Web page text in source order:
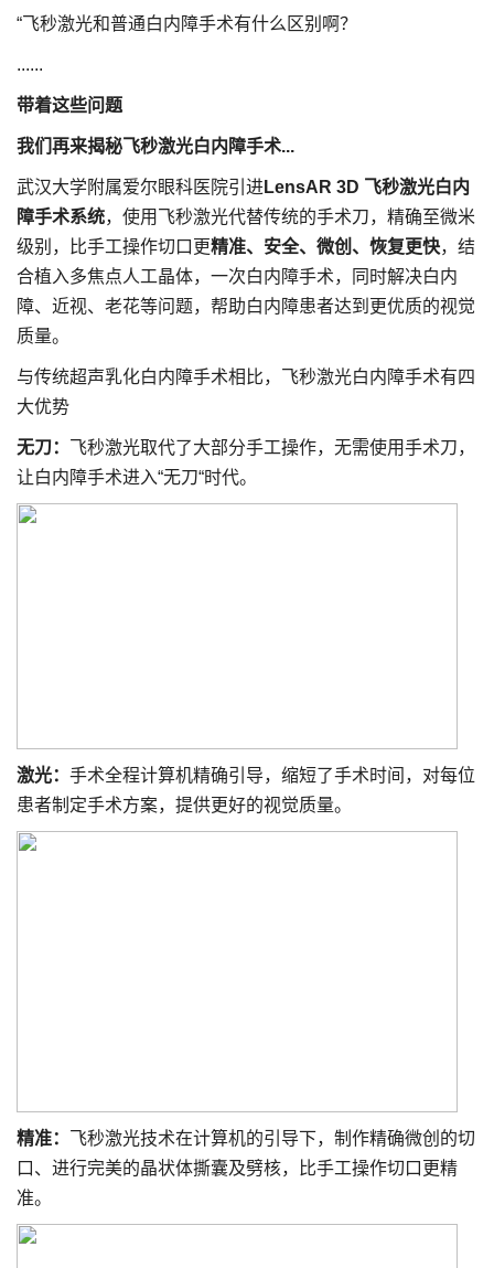
“飞秒激光和普通白内障手术有什么区别啊？
......
带着这些问题
我们再来揭秘飞秒激光白内障手术...
武汉大学附属爱尔眼科医院引进LensAR 3D 飞秒激光白内
障手术系统，使用飞秒激光代替传统的手术刀，精确至微米
级别，比手工操作切口更精准、安全、微创、恢复更快，结
合植入多焦点人工晶体，一次白内障手术，同时解决白内
障、近视、老花等问题，帮助白内障患者达到更优质的视觉
质量。
与传统超声乳化白内障手术相比，飞秒激光白内障手术有四
大优势
无刀： 飞秒激光取代了大部分手工操作，无需使用手术刀，
让白内障手术进入“无刀“时代。
激光： 手术全程计算机精确引导，缩短了手术时间，对每位
患者制定手术方案，提供更好的视觉质量。
精准： 飞秒激光技术在计算机的引导下，制作精确微创的切
口、进行完美的晶状体撕囊及劈核，比手工操作切口更精
准。